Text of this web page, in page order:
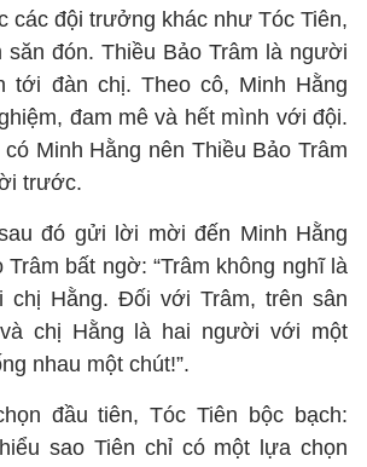
các đội trưởng khác như Tóc Tiên,
săn đón. Thiều Bảo Trâm là người
tới đàn chị. Theo cô, Minh Hằng
đam mê và hết mình với đội.
Minh Hằng nên Thiều Bảo Trâm
trước.
đó gửi lời mời đến Minh Hằng
Trâm bất ngờ: “Trâm không nghĩ là
chị Hằng. Đối với Trâm, trên sân
chị Hằng là hai người với một
nhau một chút!”.
đầu tiên, Tóc Tiên bộc bạch:
sao Tiên chỉ có một lựa chọn